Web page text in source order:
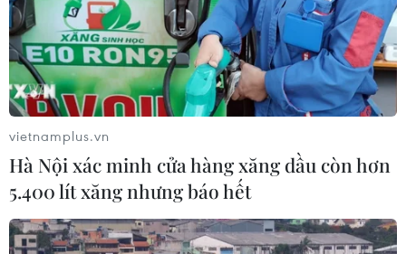
vietnamplus.vn
Hà Nội xác minh cửa hàng xăng dầu còn hơn
5.400 lít xăng nhưng báo hết